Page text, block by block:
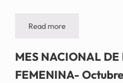
Read moreMES NACIONAL DE
MES NACIONAL DE
FEMENINA- Octubre